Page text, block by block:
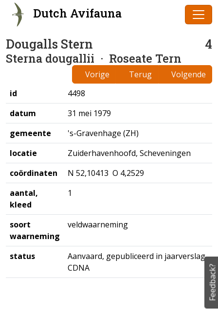
Dutch Avifauna
Dougalls Stern 4
Sterna dougallii · Roseate Tern
Vorige Terug
Volgende
id
4498
datum
31 mei 1979
gemeente
's-Gravenhage (ZH)
locatie
Zuiderhavenhoofd, Scheveningen
coördinaten
N 52,10413 O 4,2529
aantal,
kleed
1
soort
waarneming
veldwaarneming
status
Aanvaard, gepubliceerd in jaarverslag
CDNA
Feedback?